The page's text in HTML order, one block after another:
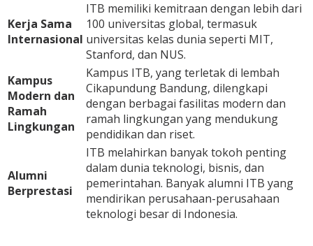
Kerja Sama
Internasional
ITB memiliki kemitraan dengan lebih dari
100 universitas global, termasuk
universitas kelas dunia seperti MIT,
Stanford, dan NUS.
Kampus
Modern dan
Ramah
Lingkungan
Kampus ITB, yang terletak di lembah
Cikapundung Bandung, dilengkapi
dengan berbagai fasilitas modern dan
ramah lingkungan yang mendukung
pendidikan dan riset.
Alumni
Berprestasi
ITB melahirkan banyak tokoh penting
dalam dunia teknologi, bisnis, dan
pemerintahan. Banyak alumni ITB yang
mendirikan perusahaan-perusahaan
teknologi besar di Indonesia.